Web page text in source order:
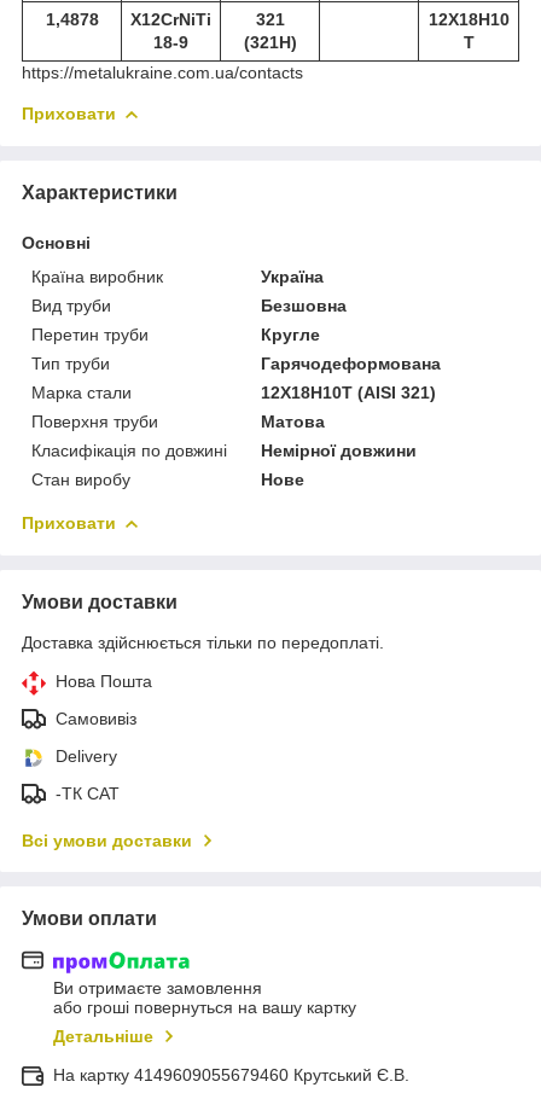
1,4878
X12CrNiTi
18-9
321
(321Н)
12Х18Н10
Т
https://metalukraine.com.ua/contacts
Приховати
Характеристики
Основні
Країна виробник
Україна
Вид труби
Безшовна
Перетин труби
Кругле
Тип труби
Гарячодеформована
Марка стали
12Х18Н10Т (AISI 321)
Поверхня труби
Матова
Класифікація по довжині
Немірної довжини
Стан виробу
Нове
Приховати
Умови доставки
Доставка здійснюється тільки по передоплаті.
Нова Пошта
Самовивіз
Delivery
-ТК САТ
Всі умови доставки
Умови оплати
Ви отримаєте замовлення
або гроші повернуться на вашу картку
Детальніше
На картку 4149609055679460 Крутський Є.В.